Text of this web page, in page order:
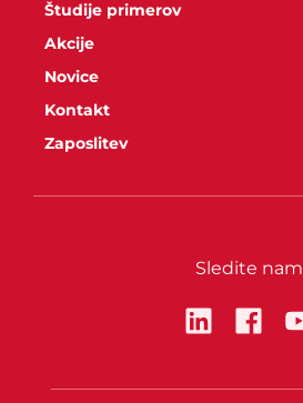
Študije primerov
Akcije
Novice
Kontakt
Zaposlitev
Sledite nam